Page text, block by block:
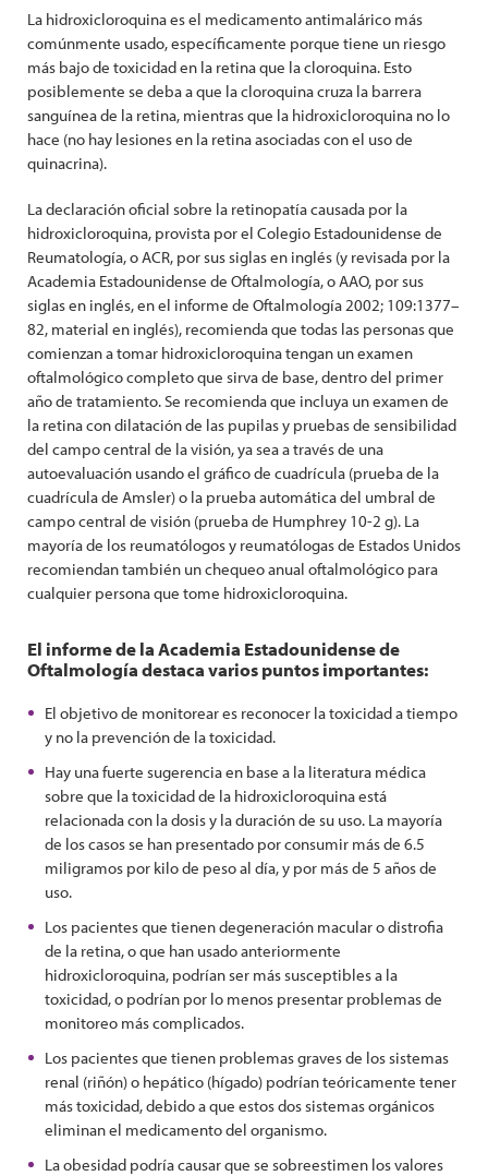
La hidroxicloroquina es el medicamento antimalárico más
comúnmente usado, específicamente porque tiene un riesgo
más bajo de toxicidad en la retina que la cloroquina. Esto
posiblemente se deba a que la cloroquina cruza la barrera
sanguínea de la retina, mientras que la hidroxicloroquina no lo
hace (no hay lesiones en la retina asociadas con el uso de
quinacrina).
La declaración oficial sobre la retinopatía causada por la
hidroxicloroquina, provista por el Colegio Estadounidense de
Reumatología, o ACR, por sus siglas en inglés (y revisada por la
Academia Estadounidense de Oftalmología, o AAO, por sus
siglas en inglés, en el informe de Oftalmología 2002; 109:1377–
82, material en inglés), recomienda que todas las personas que
comienzan a tomar hidroxicloroquina tengan un examen
oftalmológico completo que sirva de base, dentro del primer
año de tratamiento. Se recomienda que incluya un examen de
la retina con dilatación de las pupilas y pruebas de sensibilidad
del campo central de la visión, ya sea a través de una
autoevaluación usando el gráfico de cuadrícula (prueba de la
cuadrícula de Amsler) o la prueba automática del umbral de
campo central de visión (prueba de Humphrey 10-2 g). La
mayoría de los reumatólogos y reumatólogas de Estados Unidos
recomiendan también un chequeo anual oftalmológico para
cualquier persona que tome hidroxicloroquina.
El informe de la Academia Estadounidense de
Oftalmología destaca varios puntos importantes:
El objetivo de monitorear es reconocer la toxicidad a tiempo
y no la prevención de la toxicidad.
Hay una fuerte sugerencia en base a la literatura médica
sobre que la toxicidad de la hidroxicloroquina está
relacionada con la dosis y la duración de su uso. La mayoría
de los casos se han presentado por consumir más de 6.5
miligramos por kilo de peso al día, y por más de 5 años de
uso.
Los pacientes que tienen degeneración macular o distrofia
de la retina, o que han usado anteriormente
hidroxicloroquina, podrían ser más susceptibles a la
toxicidad, o podrían por lo menos presentar problemas de
monitoreo más complicados.
Los pacientes que tienen problemas graves de los sistemas
renal (riñón) o hepático (hígado) podrían teóricamente tener
más toxicidad, debido a que estos dos sistemas orgánicos
eliminan el medicamento del organismo.
La obesidad podría causar que se sobreestimen los valores